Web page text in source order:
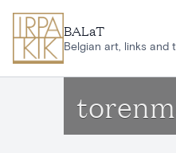
BALaT
Belgian art, links and